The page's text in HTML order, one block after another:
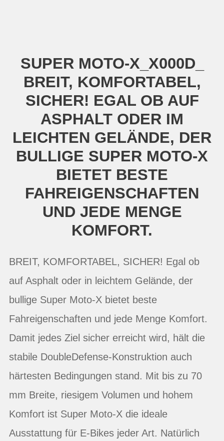
SUPER MOTO-X_X000D_
BREIT, KOMFORTABEL,
SICHER! EGAL OB AUF
ASPHALT ODER IM
LEICHTEN GELÄNDE, DER
BULLIGE SUPER MOTO-X
BIETET BESTE
FAHREIGENSCHAFTEN
UND JEDE MENGE
KOMFORT.
BREIT, KOMFORTABEL, SICHER! Egal ob
auf Asphalt oder in leichtem Gelände, der
bullige Super Moto-X bietet beste
Fahreigenschaften und jede Menge Komfort.
Damit jedes Ziel sicher erreicht wird, hält die
stabile DoubleDefense-Konstruktion auch
härtesten Bedingungen stand. Mit bis zu 70
mm Breite, riesigem Volumen und hohem
Komfort ist Super Moto-X die ideale
Ausstattung für E-Bikes jeder Art. Natürlich